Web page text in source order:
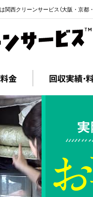
関西クリーンサービス（大阪・京都
料金 回収実績・